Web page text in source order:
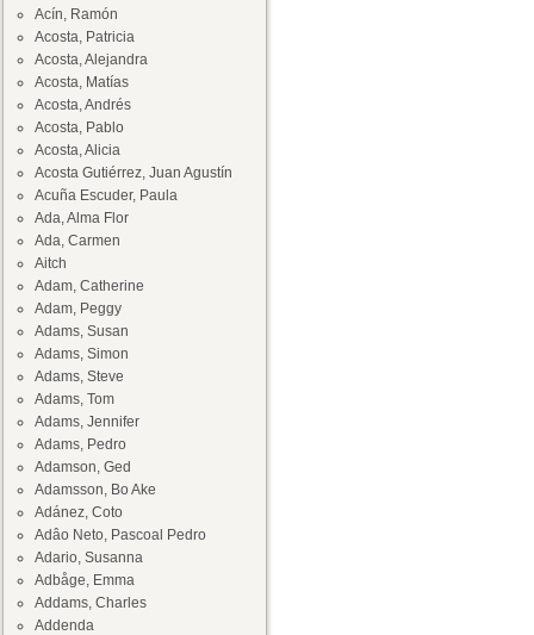
Acín, Ramón
Acosta, Patricia
Acosta, Alejandra
Acosta, Matías
Acosta, Andrés
Acosta, Pablo
Acosta, Alicia
Acosta Gutiérrez, Juan Agustín
Acuña Escuder, Paula
Ada, Alma Flor
Ada, Carmen
Aitch
Adam, Catherine
Adam, Peggy
Adams, Susan
Adams, Simon
Adams, Steve
Adams, Tom
Adams, Jennifer
Adams, Pedro
Adamson, Ged
Adamsson, Bo Ake
Adánez, Coto
Adâo Neto, Pascoal Pedro
Adario, Susanna
Adbåge, Emma
Addams, Charles
Addenda